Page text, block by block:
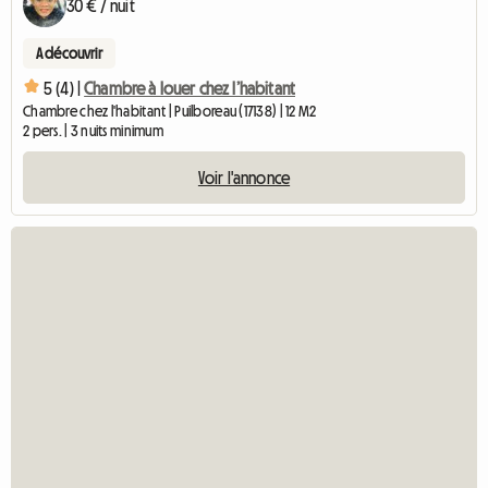
30 € / nuit
A découvrir
5 (4) | Chambre à louer chez l’habitant
Chambre chez l'habitant | Puilboreau (17138) | 12 M2
2 pers. | 3 nuits minimum
Voir l'annonce